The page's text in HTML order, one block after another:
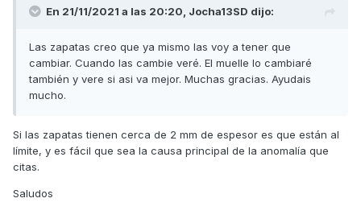
En 21/11/2021 a las 20:20, Jocha13SD dijo:
Las zapatas creo que ya mismo las voy a tener que
cambiar. Cuando las cambie veré. El muelle lo cambiaré
también y vere si asi va mejor. Muchas gracias. Ayudais
mucho.
Si las zapatas tienen cerca de 2 mm de espesor es que están al
límite, y es fácil que sea la causa principal de la anomalía que
citas.
Saludos